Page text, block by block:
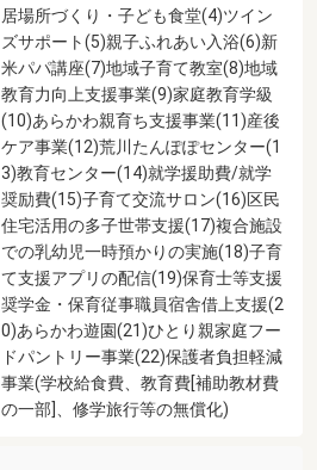
居場所づくり・子ども食堂(4)ツイン
ズサポート(5)親子ふれあい入浴(6)新
米パパ講座(7)地域子育て教室(8)地域
教育力向上支援事業(9)家庭教育学級
(10)あらかわ親育ち支援事業(11)産後
ケア事業(12)荒川たんぽぽセンター(1
3)教育センター(14)就学援助費/就学
奨励費(15)子育て交流サロン(16)区民
住宅活用の多子世帯支援(17)複合施設
での乳幼児一時預かりの実施(18)子育
て支援アプリの配信(19)保育士等支援
奨学金・保育従事職員宿舎借上支援(2
0)あらかわ遊園(21)ひとり親家庭フー
ドパントリー事業(22)保護者負担軽減
事業(学校給食費、教育費[補助教材費
の一部]、修学旅行等の無償化)